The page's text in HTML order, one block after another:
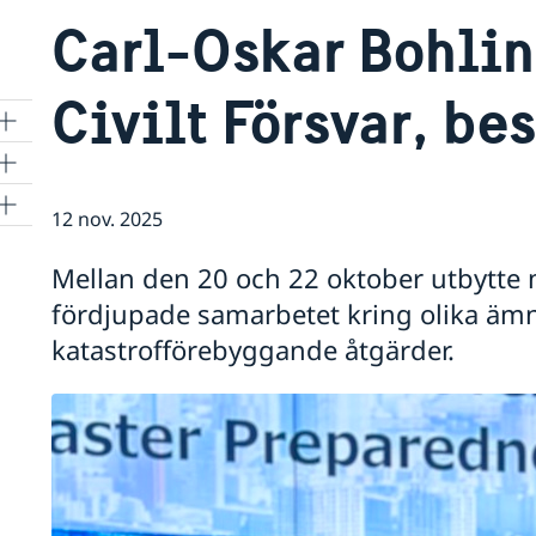
Carl-Oskar
Civilt Försvar,
12 nov. 2025
Mellan den 20 och 22 oktober
fördjupade samarbetet kring olika
katastrofförebyggande åtgärder.